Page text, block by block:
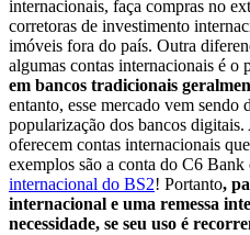
internacionais, faça compras no
corretoras de investimento
imóveis fora do país. Outra
algumas contas internacionais é o
em bancos tradicionais
entanto, esse mercado vem sendo
popularização dos bancos
oferecem contas internacionais
exemplos são a conta do C6 Bank
internacional do BS2! Portanto,
internacional e uma remessa
necessidade, se seu uso é